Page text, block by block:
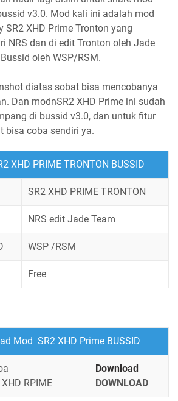
v3.0. Mod kali ini adalah mod
SR2 XHD Prime Tronton yang
NRS dan di edit Tronton oleh Jade
oleh WSP/RSM.
diatas sobat bisa mencobanya
Dan modnSR2 XHD Prime ini sudah
di bussid v3.0, dan untuk fitur
bisa coba sendiri ya.
XHD PRIME TRONTON BUSSID
SR2 XHD PRIME TRONTON
NRS edit Jade Team
WSP /RSM
Free
Mod SR2 XHD Prime BUSSID
XHD RPIME
Download
DOWNLOAD